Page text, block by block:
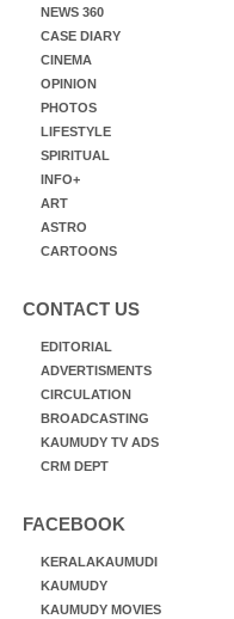
NEWS 360
CASE DIARY
CINEMA
OPINION
PHOTOS
LIFESTYLE
SPIRITUAL
INFO+
ART
ASTRO
CARTOONS
CONTACT US
EDITORIAL
ADVERTISMENTS
CIRCULATION
BROADCASTING
KAUMUDY TV ADS
CRM DEPT
FACEBOOK
KERALAKAUMUDI
KAUMUDY
KAUMUDY MOVIES